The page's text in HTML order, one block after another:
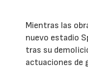
Mientras las
nuevo estadio
tras su
actuaciones de